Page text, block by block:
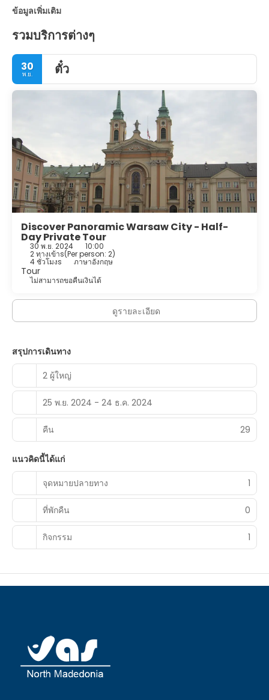
ข้อมูลเพิ่มเติม
รวมบริการต่างๆ
30
พ.ย. ตั๋ว
Discover Panoramic Warsaw City - Half-
Day Private Tour
30 พ.ย. 2024 10:00
2 ทางเข้าs(Per person: 2)
4 ชั่วโมงs ภาษาอังกฤษ
Tour
ไม่สามารถขอคืนเงินได้
ดูรายละเอียด
สรุปการเดินทาง
2 ผู้ใหญ่
25 พ.ย. 2024 - 24 ธ.ค. 2024
คืน 29
แนวคิดนี้ได้แก่
จุดหมายปลายทาง
1
ที่พักคืน 0
กิจกรรม 1